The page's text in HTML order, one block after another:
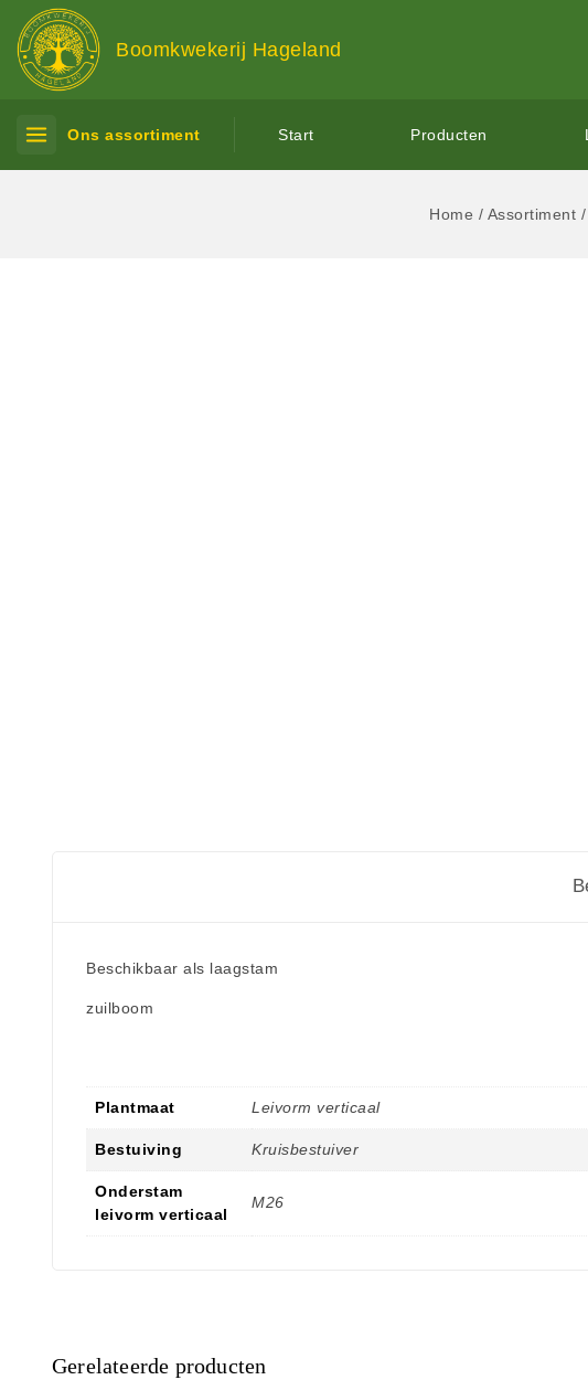
Boomkwekerij Hageland
Ons assortiment Start Producten
Home / Assortiment /
Beschikbaar als laagstam
zuilboom
Plantmaat Leivorm verticaal
Bestuiving Kruisbestuiver
Onderstam
leivorm verticaal
M26
Gerelateerde producten